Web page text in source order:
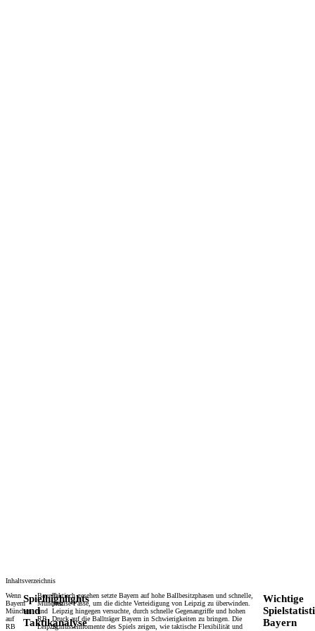
Inhaltsverzeichnis
Wenn
Bayern
München
auf
RB
Spielhighlights
und
Taktikanalyse
Bayern
München
und
RB
Leipzig
Taktisch gesehen setzte Bayern auf hohe Ballbesitzphasen und schnelle,
präzise Pässe, um die dichte Verteidigung von Leipzig zu überwinden.
Leipzig hingegen versuchte, durch schnelle Gegenangriffe und hohen
Druck auf die Ballträger Bayern in Schwierigkeiten zu bringen. Die
Schlüsselmomente des Spiels zeigen, wie taktische Flexibilität und
Wichtige
Bayern